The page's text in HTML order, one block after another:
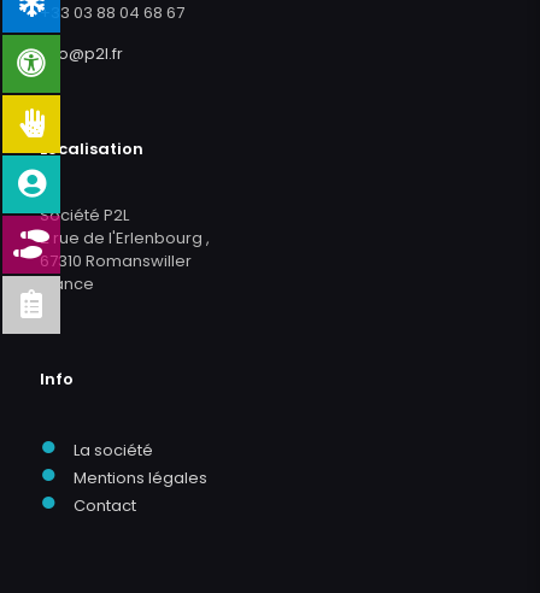
+33 03 88 04 68 67
info@p2l.fr
Localisation
Société P2L
2 rue de l'Erlenbourg ,
67310 Romanswiller
France
Info
● La société
● Mentions légales
● Contact